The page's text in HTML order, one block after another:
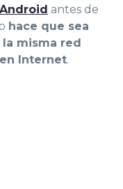
antes de
hace que sea
misma red
Internet.